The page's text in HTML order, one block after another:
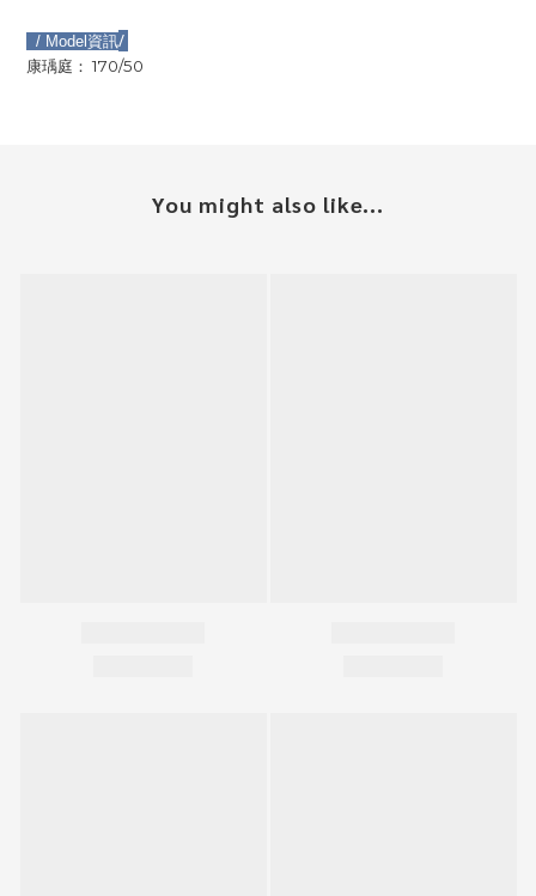
/ Model 資訊/
康瑀庭： 170/50
You might also like...